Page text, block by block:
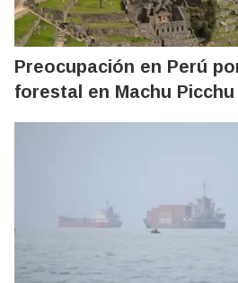
Preocupación en Perú
forestal en Machu Picchu